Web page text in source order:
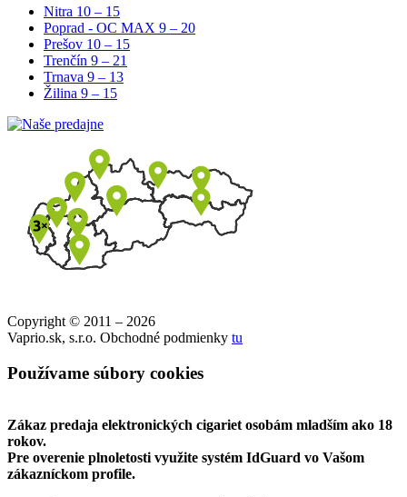
Nitra 10 – 15
Poprad - OC MAX 9 – 20
Prešov 10 – 15
Trenčín 9 – 21
Trnava 9 – 13
Žilina 9 – 15
Copyright © 2011 – 2026
Vaprio.sk, s.r.o. Obchodné podmienky tu
Používame súbory cookies
Zákaz predaja elektronických cigariet osobám mladším ako 18
rokov.
Pre overenie plnoletosti využite systém IdGuard vo Vašom
zákazníckom profile.